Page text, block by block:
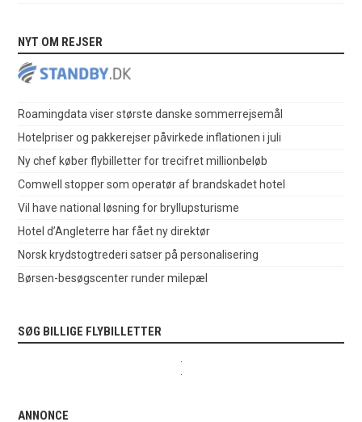
NYT OM REJSER
Roamingdata viser største danske sommerrejsemål
Hotelpriser og pakkerejser påvirkede inflationen i juli
Ny chef køber flybilletter for trecifret millionbeløb
Comwell stopper som operatør af brandskadet hotel
Vil have national løsning for bryllupsturisme
Hotel d’Angleterre har fået ny direktør
Norsk krydstogtrederi satser på personalisering
Børsen-besøgscenter runder milepæl
SØG BILLIGE FLYBILLETTER
ANNONCE